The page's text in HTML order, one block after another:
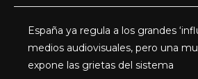
España ya regula a los grandes
medios audiovisuales, pero una
expone las grietas del sistema